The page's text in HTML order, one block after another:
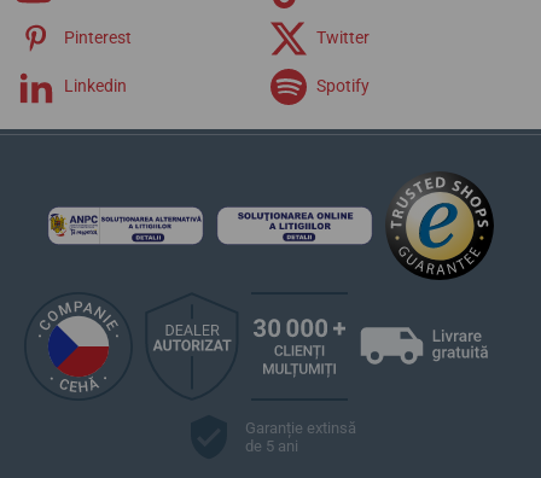
Pinterest Twitter
Linkedin Spotify
Garanție extinsă
de 5 ani